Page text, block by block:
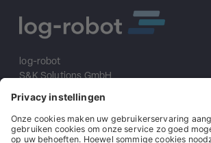
log-robot
S&K Solutions GmbH
94032 Passau
+49 (0) 851/2009 30 10
info@log-robot.com